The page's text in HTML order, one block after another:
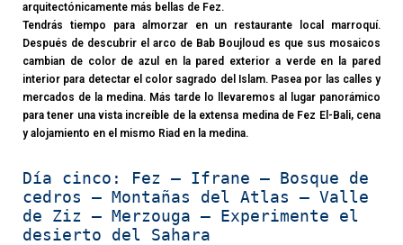
arquitectónicamente más bellas de Fez.
Tendrás tiempo para almorzar en un restaurante local marroquí.
Después de descubrir el arco de Bab Boujloud es que sus mosaicos
cambian de color de azul en la pared exterior a verde en la pared
interior para detectar el color sagrado del Islam. Pasea por las calles y
mercados de la medina. Más tarde lo llevaremos al lugar panorámico
para tener una vista increíble de la extensa medina de Fez El-Bali, cena
y alojamiento en el mismo Riad en la medina.
Día cinco: Fez – Ifrane – Bosque de
cedros – Montañas del Atlas – Valle
de Ziz – Merzouga – Experimente el
desierto del Sahara